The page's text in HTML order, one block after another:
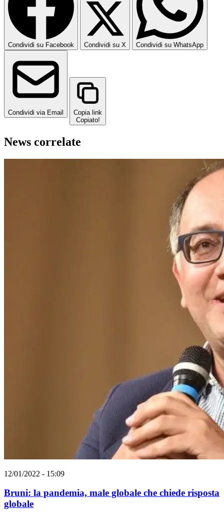
Condividi su Facebook Condividi su X Condividi su WhatsApp
Condividi via Email
Copia link
Copiato!
News correlate
12/01/2022 - 15:09
Bruni: la pandemia, male globale che chiede risposta
globale